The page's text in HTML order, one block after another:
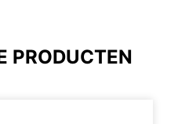
PRODUCTEN